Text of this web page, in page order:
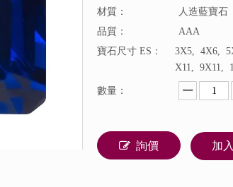
材質：
人造藍寶石
品質：
AAA
寶石尺寸 ES：
3X5, 4X6,
X11, 9X11,
數量：
詢價 加